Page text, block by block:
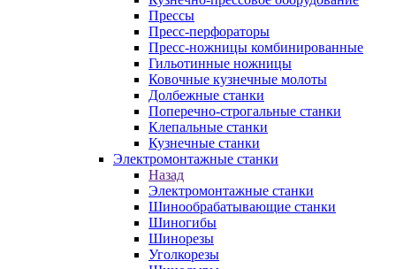
Прессы
Пресс-перфораторы
Пресс-ножницы комбинированные
Гильотинные ножницы
Ковочные кузнечные молоты
Долбежные станки
Поперечно-строгальные станки
Клепальные станки
Кузнечные станки
Электромонтажные станки
Назад
Электромонтажные станки
Шинообрабатывающие станки
Шиногибы
Шинорезы
Уголкорезы